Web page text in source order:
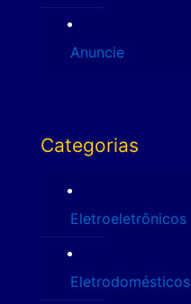
Anuncie
Categorias
Eletroeletrônicos
Eletrodomésticos